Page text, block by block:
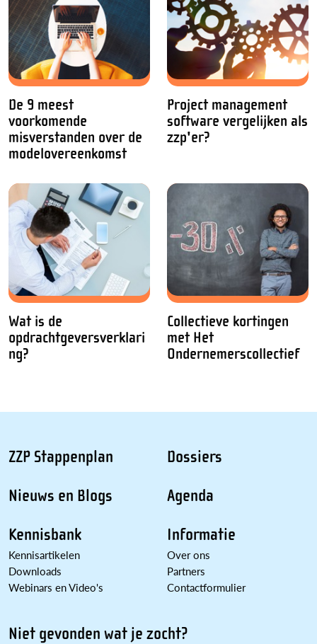
De 9 meest
voorkomende
misverstanden over de
modelovereenkomst
Project management
software vergelijken als
zzp'er?
Wat is de
opdrachtgeversverklari
ng?
Collectieve kortingen
met Het
Ondernemerscollectief
ZZP Stappenplan
Nieuws en Blogs
Kennisbank
Kennisartikelen
Downloads
Webinars en Video's
Dossiers
Agenda
Informatie
Over ons
Partners
Contactformulier
Niet gevonden wat je zocht?